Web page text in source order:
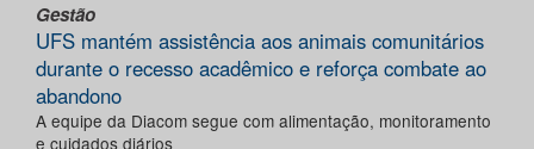
Gestão
UFS mantém assistência aos animais comunitários
durante o recesso acadêmico e reforça combate ao
abandono
A equipe da Diacom segue com alimentação, monitoramento
e cuidados diários